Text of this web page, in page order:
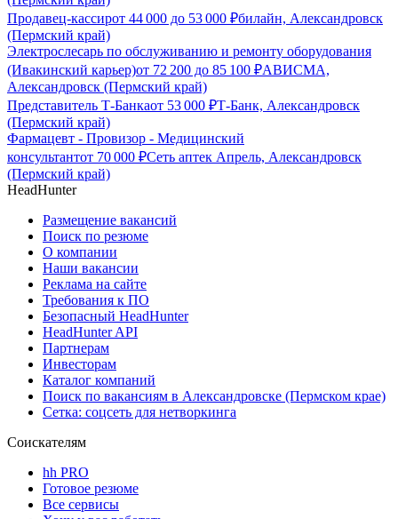
Продавец-кассирот 44 000 до 53 000 ₽билайн, Александровск
(Пермский край)
Электрослесарь по обслуживанию и ремонту оборудования
(Ивакинский карьер)от 72 200 до 85 100 ₽АВИСМА,
Александровск (Пермский край)
Представитель Т-Банкаот 53 000 ₽Т-Банк, Александровск
(Пермский край)
Фармацевт - Провизор - Медицинский
консультантот 70 000 ₽Сеть аптек Апрель, Александровск
(Пермский край)
HeadHunter
Размещение вакансий
Поиск по резюме
О компании
Наши вакансии
Реклама на сайте
Требования к ПО
Безопасный HeadHunter
HeadHunter API
Партнерам
Инвесторам
Каталог компаний
Поиск по вакансиям в Александровске (Пермском крае)
Сетка: соцсеть для нетворкинга
Соискателям
hh PRO
Готовое резюме
Все сервисы